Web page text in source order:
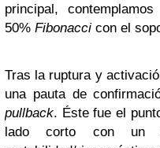
principal,
50% Fibonacci con el
Tras la ruptura y
una pauta de
pullback. Éste fue el
lado corto con un